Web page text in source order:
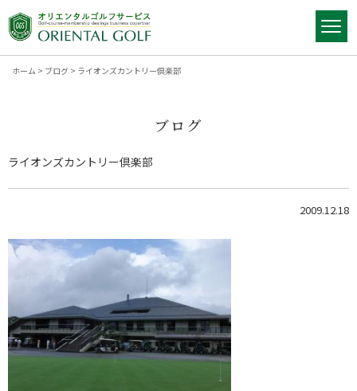
ホーム > ブログ > ライオンズカントリー倶楽部
ブログ
ライオンズカントリー倶楽部
2009.12.18